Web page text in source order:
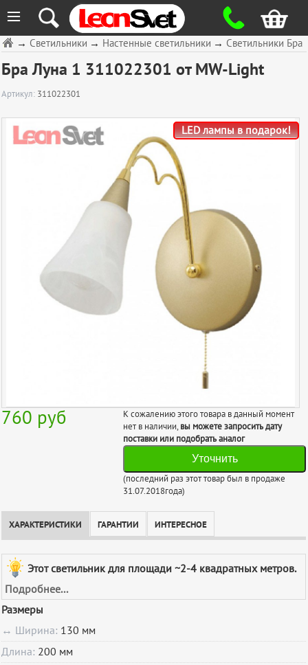
≡
→ Светильники Бра
→ Настенные светильники
→ Светильники
Бра Луна 1 311022301 от MW-Light
Артикул: 311022301
LED лампы в подарок!
760 руб
К сожалению этого товара в данный момент
нет в наличии,вы можете запросить дату
поставки или подобрать аналог
Уточнить
(последний раз этот товар был в продаже
31.07.2018года)
ХАРАКТЕРИСТИКИ ГАРАНТИИ ИНТЕРЕСНОЕ
Этот светильник для площади ~2-4 квадратных метров.
Подробнее...
Размеры
↔ Ширина: 130 мм
Длина: 200 мм